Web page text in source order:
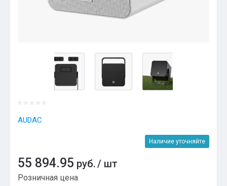
AUDAC
Наличие уточняйте
55 894.95 руб./ шт
Розничная цена